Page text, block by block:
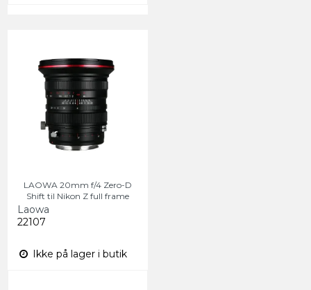
LAOWA 20mm f/4 Zero-D
Shift til Nikon Z full frame
Laowa
22107
Ikke på lager i butik